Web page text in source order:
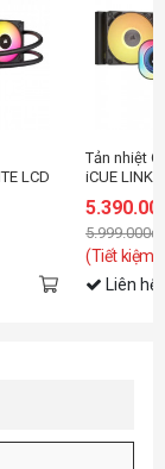
LCD
Tản nhiệt
iCUE LINK
9061023-
5.999.000đ
(Tiết kiệm:
Liên hệ